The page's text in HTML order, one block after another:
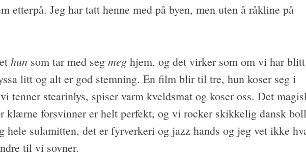
etterpå. Jeg har tatt henne med på byen, men uten å råkline på
hunsom tar med seg meghjem, og det virker som om vi har
litt og alt er god stemning. En film blir til tre, hun koser seg i
tenner stearinlys, spiser varm kveldsmat og koser oss. Det
klærne forsvinner er helt perfekt, og vi rocker skikkelig dansk
hele sulamitten, det er fyrverkeri og jazz hands og jeg vet ikke
til vi sovner.